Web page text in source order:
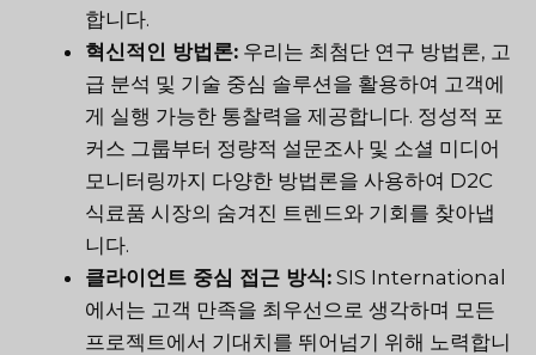
합니다.
혁신적인 방법론: 우리는 최첨단 연구 방법론, 고
급 분석 및 기술 중심 솔루션을 활용하여 고객에
게 실행 가능한 통찰력을 제공합니다. 정성적 포
커스 그룹부터 정량적 설문조사 및 소셜 미디어
모니터링까지 다양한 방법론을 사용하여 D2C
식료품 시장의 숨겨진 트렌드와 기회를 찾아냅
니다.
클라이언트 중심 접근 방식: SIS International
에서는 고객 만족을 최우선으로 생각하며 모든
프로젝트에서 기대치를 뛰어넘기 위해 노력합니